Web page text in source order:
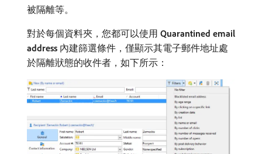
被隔離等。
對於每個資料夾，您都可以使用​ Quarantined email
address ​內建篩選條件，僅顯示其電子郵件地址處
於隔離狀態的收件者，如下所示：